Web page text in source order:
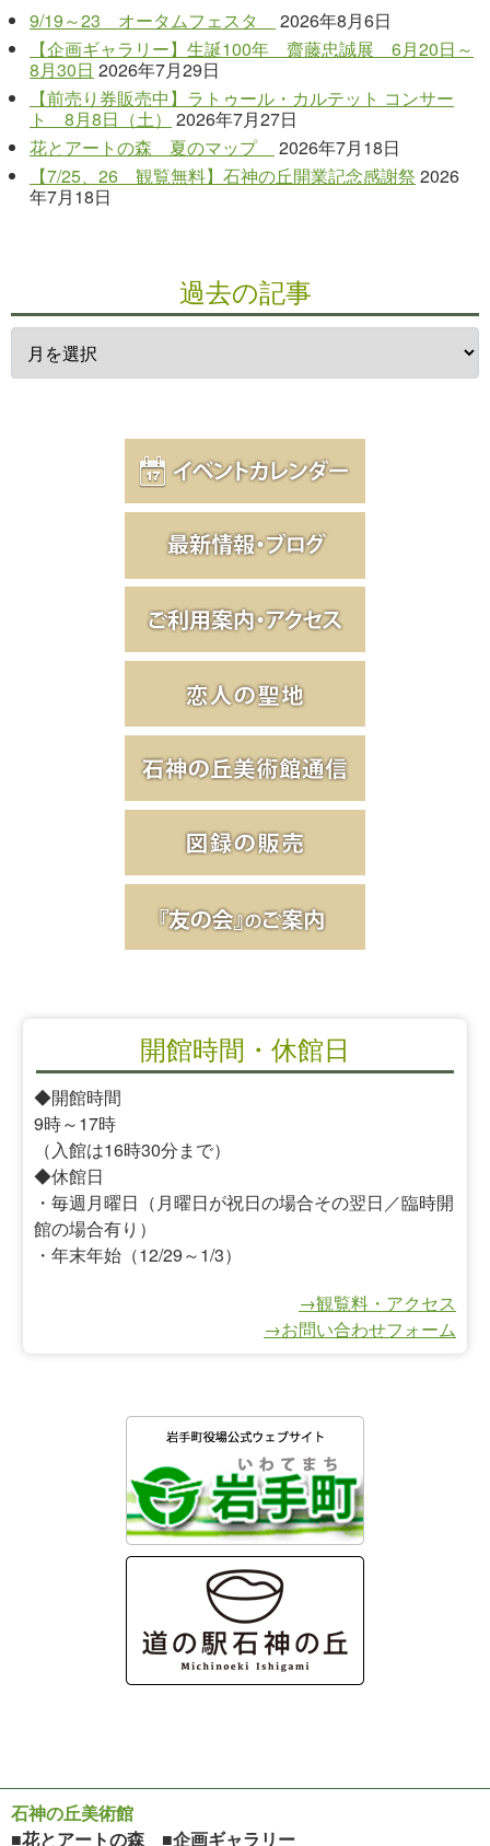
9/19～23 オータムフェスタ
2026年8月6日
【企画ギャラリー】生誕100年 齋藤忠誠展 6月20日～
8月30日 2026年7月29日
【前売り券販売中】ラトゥール・カルテット コンサー
ト 8月8日（土）
2026年7月27日
花とアートの森 夏のマップ
2026年7月18日
【7/25、26 観覧無料】石神の丘開業記念感謝祭 2026
年7月18日
過去の記事
開館時間・休館日
◆開館時間
9時～17時
（入館は16時30分まで）
◆休館日
・毎週月曜日（月曜日が祝日の場合その翌日／臨時開
館の場合有り）
・年末年始（12/29～1/3）
→観覧料・アクセス
→お問い合わせフォーム
石神の丘美術館
■花とアートの森 ■企画ギャラリー